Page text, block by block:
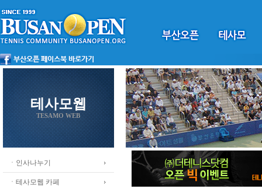
테사모웹
TESAMO WEB
ㆍ인사나누기
ㆍ테사모웹 카페